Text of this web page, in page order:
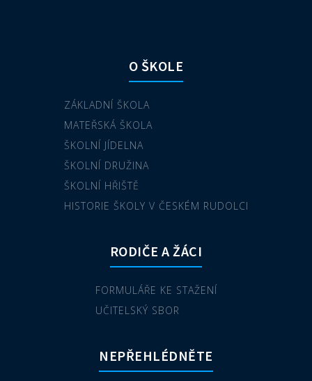
O ŠKOLE
ZÁKLADNÍ ŠKOLA
MATEŘSKÁ ŠKOLA
ŠKOLNÍ JÍDELNA
ŠKOLNÍ DRUŽINA
ŠKOLNÍ HŘIŠTĚ
HISTORIE ŠKOLY V ČESKÉM RUDOLCI
RODIČE A ŽÁCI
FORMULÁŘE KE STAŽENÍ
UČITELSKÝ SBOR
NEPŘEHLÉDNĚTE